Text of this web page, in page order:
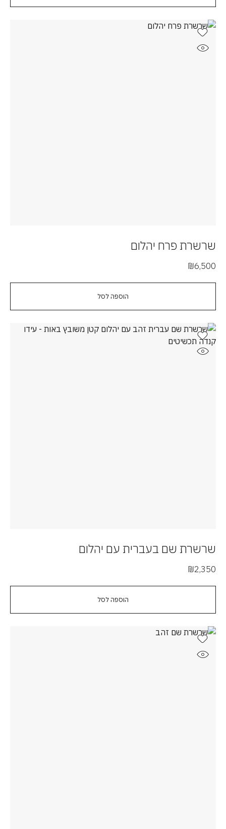
הוספה לסל
שרשרת פרח יהלום
₪6,500
הוספה לסל
שרשרת שם בעברית עם יהלום
₪2,350